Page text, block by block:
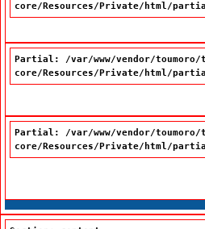
core/Resources/Private/html/
Partial: /var/www/vendor/toumoro/
core/Resources/Private/html/
Partial: /var/www/vendor/toumoro/
core/Resources/Private/html/